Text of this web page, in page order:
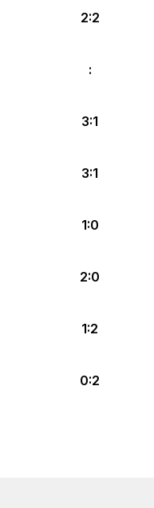
2:2
:
3:1
3:1
1:0
2:0
1:2
0:2